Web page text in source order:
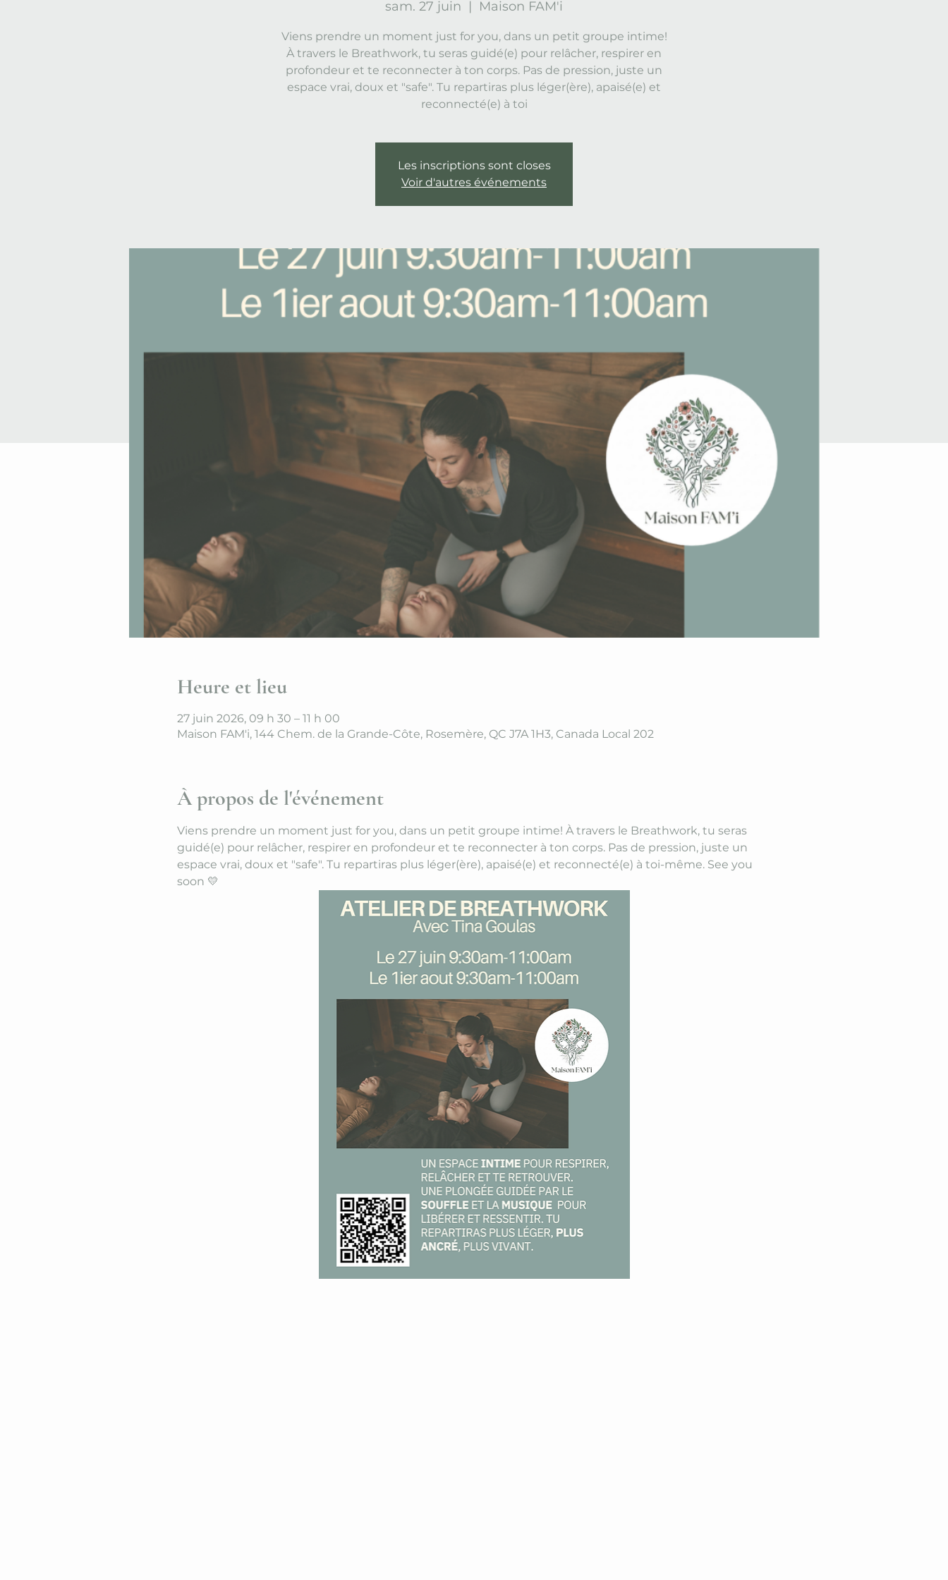
sam. 27 juin
  |
Maison FAM'i
Viens prendre un moment just for you, dans un petit groupe intime!
À travers le Breathwork, tu seras guidé(e) pour relâcher, respirer en
profondeur et te reconnecter à ton corps. Pas de pression, juste un
espace vrai, doux et "safe". Tu repartiras plus léger(ère), apaisé(e) et
reconnecté(e) à toi
Les inscriptions sont closes
Voir d'autres événements
Heure et lieu
27 juin 2026, 09 h 30 – 11 h 00
Maison FAM'i, 144 Chem. de la Grande-Côte, Rosemère, QC J7A 1H3, Canada Local 202
À propos de l'événement
Viens prendre un moment just for you, dans un petit groupe intime! À travers le Breathwork, tu seras
guidé(e) pour relâcher, respirer en profondeur et te reconnecter à ton corps. Pas de pression, juste un
espace vrai, doux et "safe". Tu repartiras plus léger(ère), apaisé(e) et reconnecté(e) à toi-même. See you
soon 💛